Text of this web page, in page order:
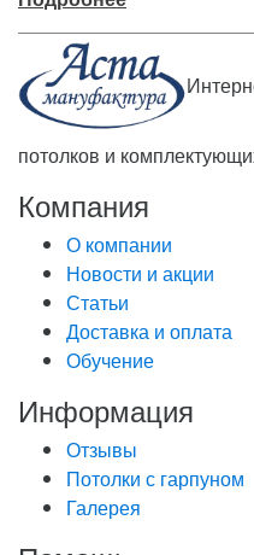
потолков и
Компания
О компании
Новости и акции
Статьи
Доставка и оплата
Обучение
Информация
Отзывы
Потолки с гарпуном
Галерея